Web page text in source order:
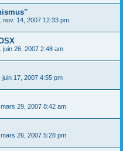
nov. 14, 2007 12:33 pm
juin 26, 2007 2:48 am
juin 17, 2007 4:55 pm
29, 2007 8:42 am
26, 2007 5:28 pm